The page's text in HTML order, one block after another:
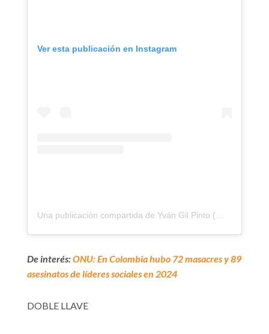
Ver esta publicación en Instagram
De interés:ONU: En Colombia hubo 72 masacres y 89
asesinatos de líderes sociales en 2024
DOBLE LLAVE